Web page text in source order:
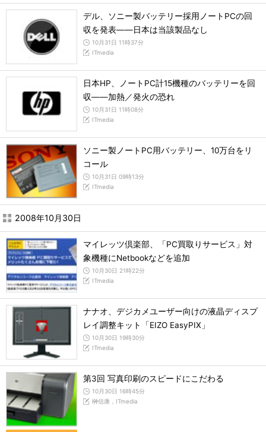
デル、ソニー製バッテリー採用ノートPCの回
収を発表――日本は当該製品なし
10月31日 11時37分
ITmedia
日本HP、ノートPC計15機種のバッテリーを回
収――加熱／発火の恐れ
10月31日 11時08分
ITmedia
ソニー製ノートPC用バッテリー、10万台をリ
コール
10月31日 09時13分
ITmedia
2008年10月30日
マイレッツ倶楽部、「PC買取りサービス」対
象機種にNetbookなどを追加
10月30日 21時22分
ITmedia
ナナオ、デジカメユーザー向けの液晶ディスプ
レイ調整キット「EIZO EasyPIX」
10月30日 19時30分
ITmedia
第3回 写真印刷のスピードにこだわる
10月30日 16時45分
榊信康，ITmedia